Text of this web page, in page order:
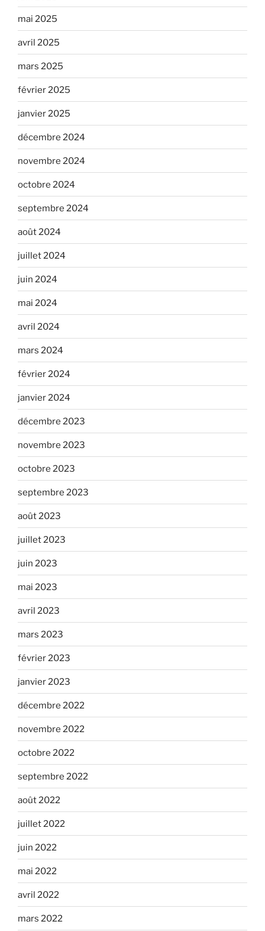
mai 2025
avril 2025
mars 2025
février 2025
janvier 2025
décembre 2024
novembre 2024
octobre 2024
septembre 2024
août 2024
juillet 2024
juin 2024
mai 2024
avril 2024
mars 2024
février 2024
janvier 2024
décembre 2023
novembre 2023
octobre 2023
septembre 2023
août 2023
juillet 2023
juin 2023
mai 2023
avril 2023
mars 2023
février 2023
janvier 2023
décembre 2022
novembre 2022
octobre 2022
septembre 2022
août 2022
juillet 2022
juin 2022
mai 2022
avril 2022
mars 2022